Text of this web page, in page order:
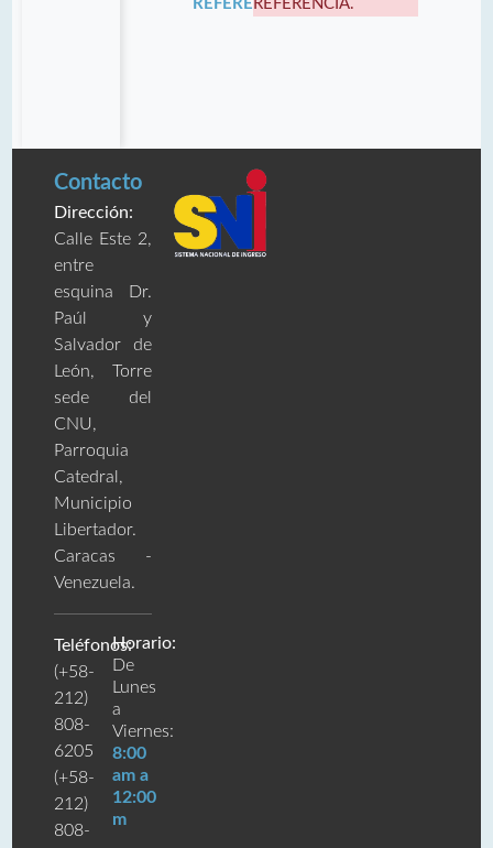
REFERENCIA:REFERENCIA.
Contacto
Dirección:
Calle Este 2,
entre
esquina Dr.
Paúl y
Salvador de
León, Torre
sede del
CNU,
Parroquia
Catedral,
Municipio
Libertador.
Caracas -
Venezuela.
Teléfonos:
(+58-
212)
808-
6205
(+58-
212)
808-
Horario:
De
Lunes
a
Viernes:
8:00
am a
12:00
m